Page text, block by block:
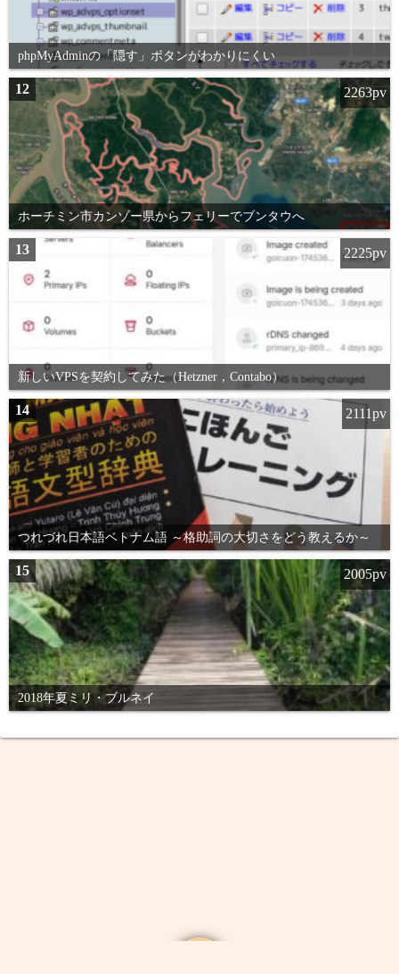
phpMyAdminの「隠す」ボタンがわかりにくい
12
ホーチミン市カンゾー県からフェリーでブンタウへ
2263pv
13
新しいVPSを契約してみた（Hetzner，Contabo）
2225pv
14
つれづれ日本語ベトナム語 ～格助詞の大切さをどう教えるか～
2111pv
15
2018年夏ミリ・ブルネイ
2005pv